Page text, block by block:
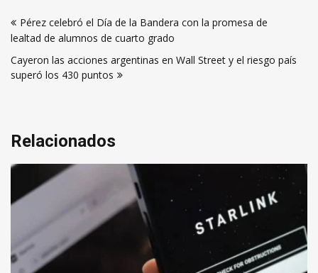
de
entradas
Pérez celebró el Día de la Bandera con la promesa de
lealtad de alumnos de cuarto grado
Cayeron las acciones argentinas en Wall Street y el riesgo país
superó los 430 puntos
Relacionados